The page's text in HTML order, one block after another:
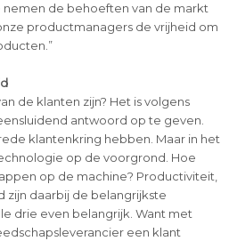
nemen de behoeften van de markt
productmanagers de vrijheid om
de klanten zijn? Het is volgens
antwoord op te geven.
klantenkring hebben. Maar in het
op de voorgrond. Hoe
op de machine? Productiviteit,
zijn daarbij de belangrijkste
drie even belangrijk. Want met
een klant